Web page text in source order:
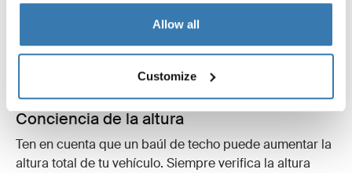
Allow all
Customize
acompañará durante mucho tiempo si lo cuidas
consejos y mejores prácticas que debes tener en
Conciencia de la altura
Ten en cuenta que un baúl de techo puede aumentar la
altura total de tu vehículo. Siempre verifica la altura